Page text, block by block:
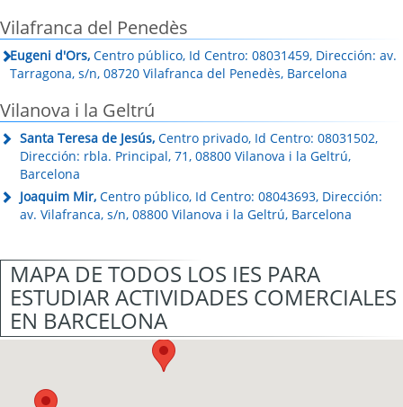
Vilafranca del Penedès
Eugeni d'Ors, Centro público, Id Centro: 08031459, Dirección: av.
Tarragona, s/n, 08720 Vilafranca del Penedès, Barcelona
Vilanova i la Geltrú
Santa Teresa de Jesús, Centro privado, Id Centro: 08031502,
Dirección: rbla. Principal, 71, 08800 Vilanova i la Geltrú,
Barcelona
Joaquim Mir, Centro público, Id Centro: 08043693, Dirección:
av. Vilafranca, s/n, 08800 Vilanova i la Geltrú, Barcelona
MAPA DE TODOS LOS IES PARA
ESTUDIAR ACTIVIDADES COMERCIALES
EN BARCELONA